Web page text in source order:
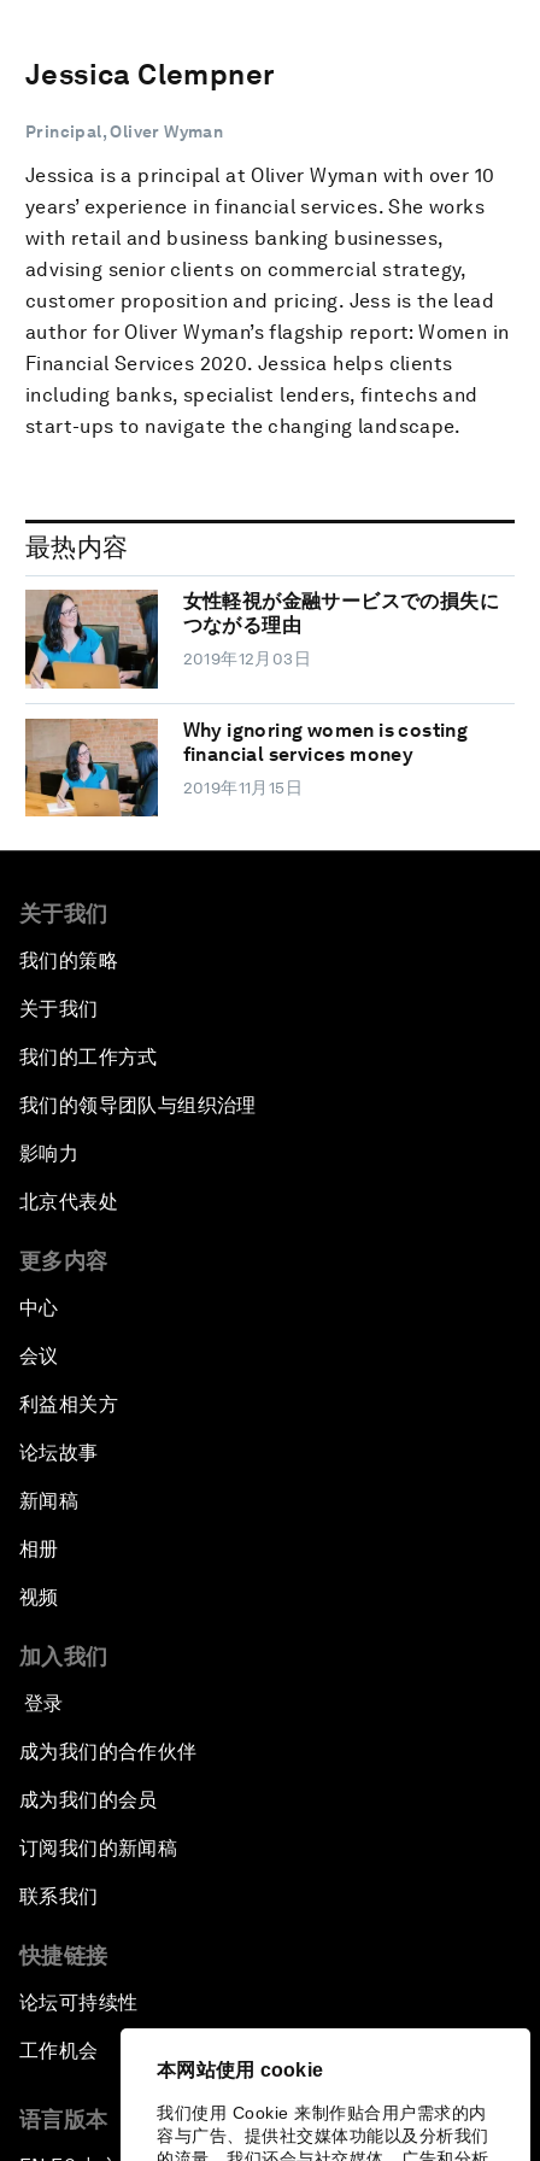
本网站使用 cookie
我们使用 Cookie 来制作贴合用户需求的内
容与广告、提供社交媒体功能以及分析我们
Jessica Clempner
Principal, Oliver Wyman
Jessica is a principal at Oliver Wyman with over 10
years’ experience in financial services. She works
with retail and business banking businesses,
advising senior clients on commercial strategy,
customer proposition and pricing. Jess is the lead
author for Oliver Wyman’s flagship report: Women in
Financial Services 2020. Jessica helps clients
including banks, specialist lenders, fintechs and
start-ups to navigate the changing landscape.
最热内容
女性軽視が金融サービスでの損失に
つながる理由
2019年12月03日
Why ignoring women is costing
financial services money
2019年11月15日
关于我们
我们的策略
关于我们
我们的工作方式
我们的领导团队与组织治理
影响力
北京代表处
更多内容
中心
会议
利益相关方
论坛故事
新闻稿
相册
视频
加入我们
登录
成为我们的合作伙伴
成为我们的会员
订阅我们的新闻稿
联系我们
快捷链接
论坛可持续性
工作机会
语言版本